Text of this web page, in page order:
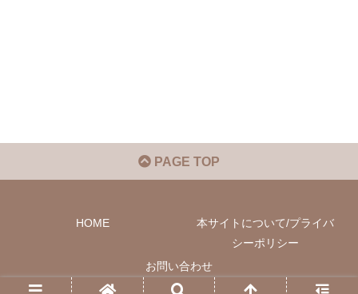
PAGE TOP
HOME
本サイトについて/プライバ
シーポリシー
お問い合わせ